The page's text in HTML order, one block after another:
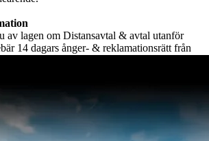
av lagen om Distansavtal & avtal utanför
14 dagars ånger- & reklamationsrätt från
näringsidkare. Kund ska inom 14 dagar efter
oss via mail till tradera@jabab.se att man
Meddelandet ska innehålla
ska ske på kundens bekostnad och vara oss